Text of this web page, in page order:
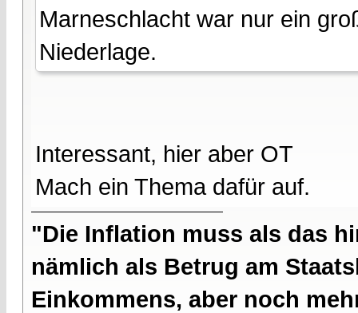
Marneschlacht war nur ein
Niederlage.
Interessant, hier aber OT
Mach ein Thema dafür auf.
"Die Inflation muss als das
nämlich als Betrug am
Einkommens, aber noch